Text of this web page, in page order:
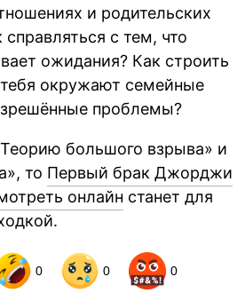
и родительских
с тем, что
ожидания? Как строить
окружают семейные
проблемы?
большого взрыва» и
то Первый брак Джорджи
онлайн станет для
0 0 0